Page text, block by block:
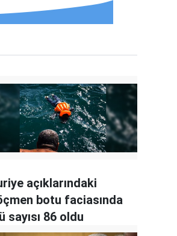
açıklarındaki
botu faciasında
sayısı 86 oldu